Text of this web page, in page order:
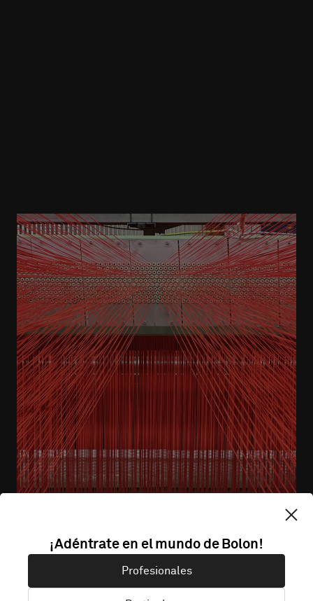
Todo tejido, nada desperdiciado
¡Adéntrate en el mundo de Bolon!
Profesionales